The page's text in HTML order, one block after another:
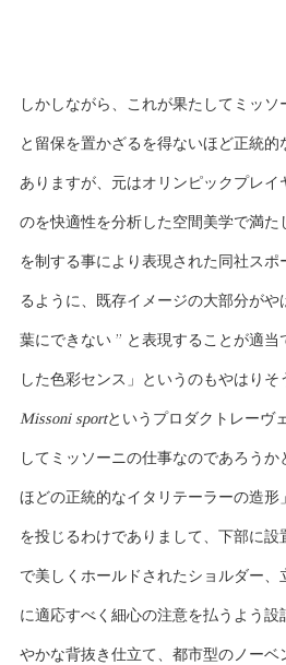
しかしながら、これが果たしてミッ
と留保を置かざるを得ないほど正統
ありますが、元はオリンピックプレイ
のを快適性を分析した空間美学で満
を制する事により表現された同社ス
るように、既存イメージの大部分がや
葉にできない ” と表現することが適
した色彩センス」というのもやはりそ
Missoni sportというプロダクトレーヴ
してミッソーニの仕事なのであろう
ほどの正統的なイタリテーラーの造
を投じるわけでありまして、下部に
で美しくホールドされたショルダー、
に適応すべく細心の注意を払うよう
やかな背抜き仕立て、都市型のノー